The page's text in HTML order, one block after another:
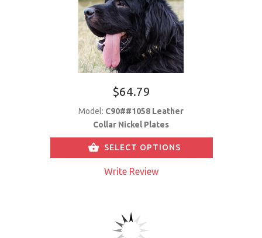
$64.79
Model: C90##1058 Leather
Collar Nickel Plates
SELECT OPTIONS
Write Review